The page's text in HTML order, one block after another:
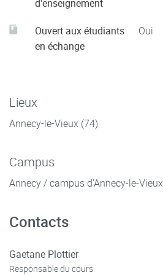
d'enseignement
Ouvert aux étudiants
en échange
Oui
Lieux
Annecy-le-Vieux (74)
Campus
Annecy / campus d'Annecy-le-Vieux
Contacts
Gaetane Plottier
Responsable du cours